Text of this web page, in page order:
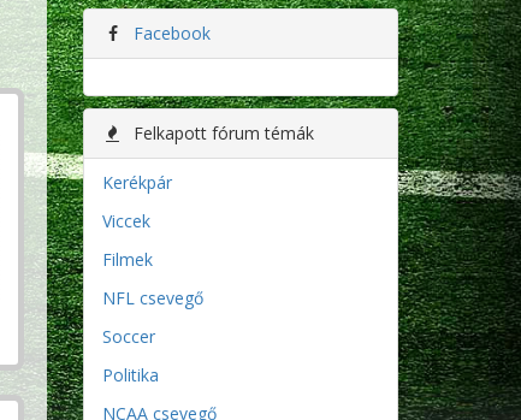
Facebook
Felkapott fórum témák
Kerékpár
Viccek
Filmek
NFL csevegő
Soccer
Politika
NCAA csevegő